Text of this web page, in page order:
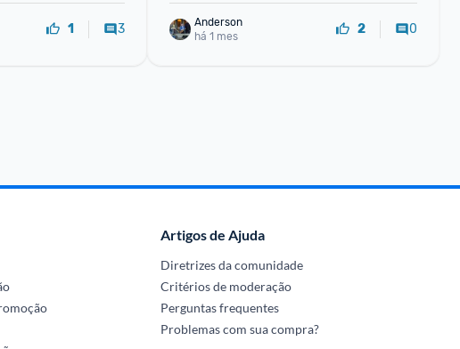
1 3
Anderson
há 1 mes
2 0
Artigos de Ajuda
Diretrizes da comunidade
Critérios de moderação
Perguntas frequentes
Problemas com sua compra?